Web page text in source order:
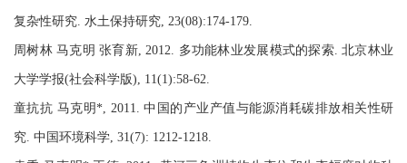
复杂性研究. 水土保持研究, 23(08):174-179.
周树林 马克明 张育新, 2012. 多功能林业发展模式的探索. 北京林业
大学学报(社会科学版), 11(1):58-62.
童抗抗 马克明*, 2011. 中国的产业产值与能源消耗碳排放相关性研
究. 中国环境科学, 31(7): 1212-1218.